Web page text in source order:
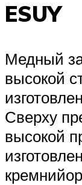
ESUY
Медный
высокой
Сверху
высокой